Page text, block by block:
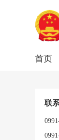
首页
联